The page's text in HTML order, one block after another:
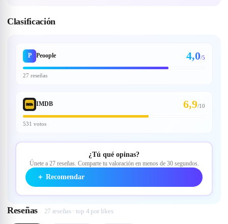
Clasificación
P Peoople 4,0/5
27 reseñas
IMDB 6,9/10
531 votos
¿Tú qué opinas?
Únete a 27 reseñas. Comparte tu valoración en menos de 30 segundos.
＋ Recomendar
Reseñas 27 reseñas · top 4 por likes